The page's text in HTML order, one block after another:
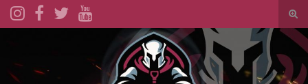
Search for: